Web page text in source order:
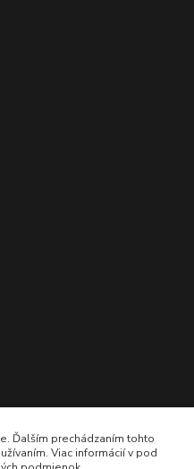
Ďalším prechádzaním tohto
Viac informácií v pod